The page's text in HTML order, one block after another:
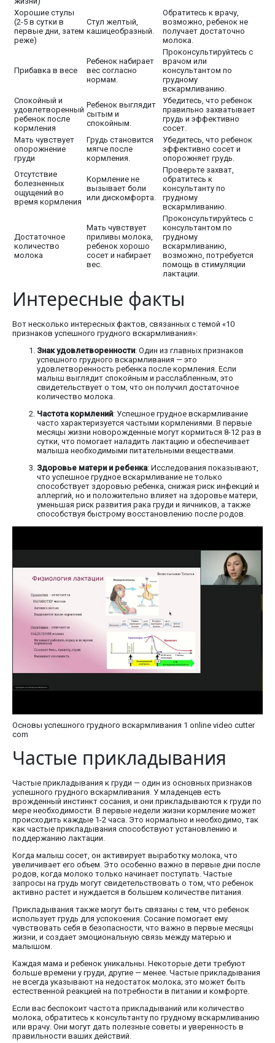
Хорошие стулы
(2-5 в сутки в
первые дни, затем
реже)
Стул желтый,
кашицеобразный.
Обратитесь к врачу,
возможно, ребенок не
получает достаточно
молока.
Прибавка в весе
Ребенок набирает
вес согласно
нормам.
Проконсультируйтесь с
врачом или
консультантом по
грудному
вскармливанию.
Спокойный и
удовлетворенный
ребенок после
кормления
Ребенок выглядит
сытым и
спокойным.
Убедитесь, что ребенок
правильно захватывает
грудь и эффективно
сосет.
Мать чувствует
опорожнение
груди
Грудь становится
мягче после
кормления.
Убедитесь, что ребенок
эффективно сосет и
опорожняет грудь.
Отсутствие
болезненных
ощущений во
время кормления
Кормление не
вызывает боли
или дискомфорта.
Проверьте захват,
обратитесь к
консультанту по
грудному
вскармливанию.
Достаточное
количество
молока
Мать чувствует
приливы молока,
ребенок хорошо
сосет и набирает
вес.
Проконсультируйтесь с
консультантом по
грудному
вскармливанию,
возможно, потребуется
помощь в стимуляции
лактации.
Интересные факты
Вот несколько интересных фактов, связанных с темой «10
признаков успешного грудного вскармливания»:
Знак удовлетворенности: Один из главных признаков
успешного грудного вскармливания — это
удовлетворенность ребенка после кормления. Если
малыш выглядит спокойным и расслабленным, это
свидетельствует о том, что он получил достаточное
количество молока.
Частота кормлений: Успешное грудное вскармливание
часто характеризуется частыми кормлениями. В первые
месяцы жизни новорожденные могут кормиться 8-12 раз в
сутки, что помогает наладить лактацию и обеспечивает
малыша необходимыми питательными веществами.
Здоровье матери и ребенка: Исследования показывают,
что успешное грудное вскармливание не только
способствует здоровью ребенка, снижая риск инфекций и
аллергий, но и положительно влияет на здоровье матери,
уменьшая риск развития рака груди и яичников, а также
способствуя быстрому восстановлению после родов.
Основы успешного грудного вскармливания 1 online video cutter
com
Частые прикладывания
Частые прикладывания к груди — один из основных признаков
успешного грудного вскармливания. У младенцев есть
врожденный инстинкт сосания, и они прикладываются к груди по
мере необходимости. В первые недели жизни кормление может
происходить каждые 1-2 часа. Это нормально и необходимо, так
как частые прикладывания способствуют установлению и
поддержанию лактации.
Когда малыш сосет, он активирует выработку молока, что
увеличивает его объем. Это особенно важно в первые дни после
родов, когда молоко только начинает поступать. Частые
запросы на грудь могут свидетельствовать о том, что ребенок
активно растет и нуждается в большем количестве питания.
Прикладывания также могут быть связаны с тем, что ребенок
использует грудь для успокоения. Сосание помогает ему
чувствовать себя в безопасности, что важно в первые месяцы
жизни, и создает эмоциональную связь между матерью и
малышом.
Каждая мама и ребенок уникальны. Некоторые дети требуют
больше времени у груди, другие — менее. Частые прикладывания
не всегда указывают на недостаток молока; это может быть
естественной реакцией на потребности в питании и комфорте.
Если вас беспокоит частота прикладываний или количество
молока, обратитесь к консультанту по грудному вскармливанию
или врачу. Они могут дать полезные советы и уверенность в
правильности ваших действий.